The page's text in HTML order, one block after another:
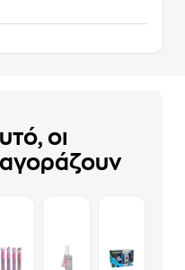
οι
αγοράζουν